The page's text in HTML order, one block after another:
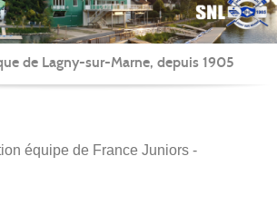
de Lagny-sur-Marne, depuis 1905
équipe de France Juniors -